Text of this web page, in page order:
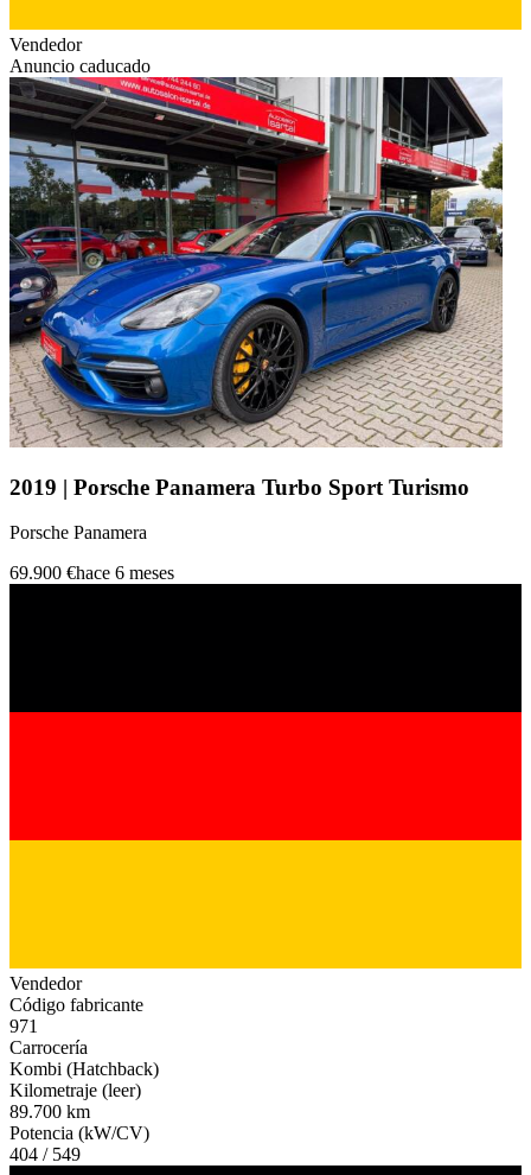
Vendedor
Anuncio caducado
2019 | Porsche Panamera Turbo Sport Turismo
Porsche Panamera
69.900 €hace 6 meses
Vendedor
Código fabricante
971
Carrocería
Kombi (Hatchback)
Kilometraje (leer)
89.700 km
Potencia (kW/CV)
404 / 549